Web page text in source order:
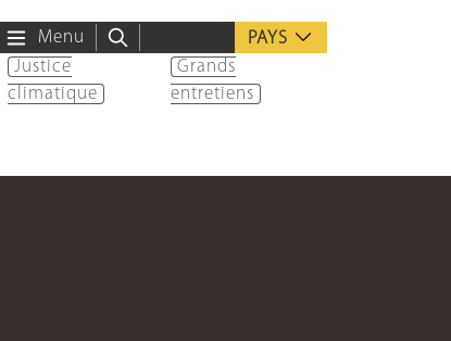
Menu
PAYS
Justice
climatique
Grands
entretiens